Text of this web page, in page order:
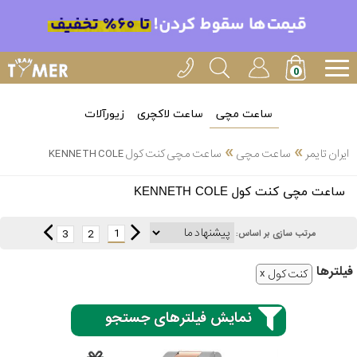
ساعت مچی ساعت لاکچری زیورآلات
ایران تایمر » ساعت مچی» ساعت مچی کنت کول KENNETH COLE
ساعت مچی کنت کول KENNETH COLE
مرتب سازی بر اساس: 1
2
3
فیلتر‌ها کنت کول
نمایش فیلترهای جستجو
انتخاب
بین 3
3